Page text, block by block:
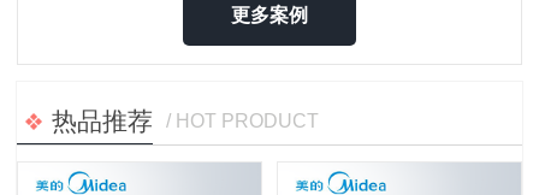
更多案例
热品推荐 / HOT PRODUCT